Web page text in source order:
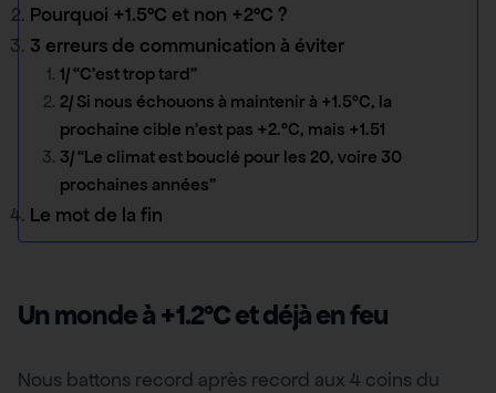
Pourquoi +1.5°C et non +2°C ?
3 erreurs de communication à éviter
1/ “C’est trop tard”
2/ Si nous échouons à maintenir à +1.5°C, la
prochaine cible n’est pas +2.°C, mais +1.51
3/ “Le climat est bouclé pour les 20, voire 30
prochaines années”
Le mot de la fin
Un monde à +1.2°C et déjà en feu
Nous battons record après record aux 4 coins du